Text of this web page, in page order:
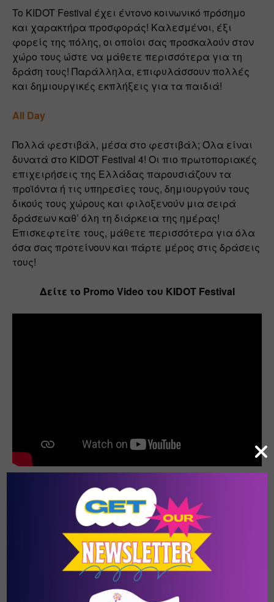
To KIDOT Festival έχει έντονο κοινωνικό πρόσημο
και χαρακτήρα προσφοράς! Καλεσμένοι, έξι
φορείς της πόλης, οι οποίοι σας προσκαλούν στον
χώρο τους ώστε να μάθετε περισσότερα για τη
δράση τους! Παράλληλα, επιφυλάσσουν πολλές
και δημιουργικές εκπλήξεις για τα παιδιά!
All Day
Πολλά φεστιβάλ, μέσα στο φεστιβάλ; Όλα είναι
δυνατά στο KIDOT Festival 4! Οι πιο πρωτοποριακές
επιχειρήσεις της Ελλάδας παρουσιάζουν τα
προϊόντα ή τις υπηρεσίες τους, δημιουργούν τους
δικούς τους χώρους και φιλοξενούν μια σειρά
δράσεων καθ’ όλη τη διάρκεια της ημέρας!
Επισκεφτείτε τους, μάθετε περισσότερα για όλα
όσα σας προτείνουν και πάρτε μέρος στις δράσεις
τους!
Δείτε το Promo Video του KIDOT Festival
Lounge Areas
Στο KIDOT χωριό οι ρυθμοί είναι έντονοι, αφού σε
κάθε γωνία συμβαίνει κάτι συναρπαστικό! Στις
Lounge Areas, ωστόσο, έχετε την ευκαιρία να
χαλαρώσετε, όσο τα παιδιά απολαμβάνουν
ανέμελο, ελεύθερο παιχνίδι και ξεκουράζονται
πριν την επόμενη περιπέτεια!